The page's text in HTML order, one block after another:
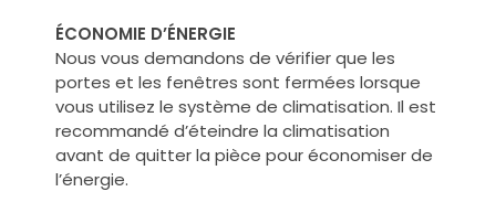
ÉCONOMIE D’ÉNERGIE
Nous vous demandons de vérifier que les
portes et les fenêtres sont fermées lorsque
vous utilisez le système de climatisation. Il est
recommandé d’éteindre la climatisation
avant de quitter la pièce pour économiser de
l’énergie.